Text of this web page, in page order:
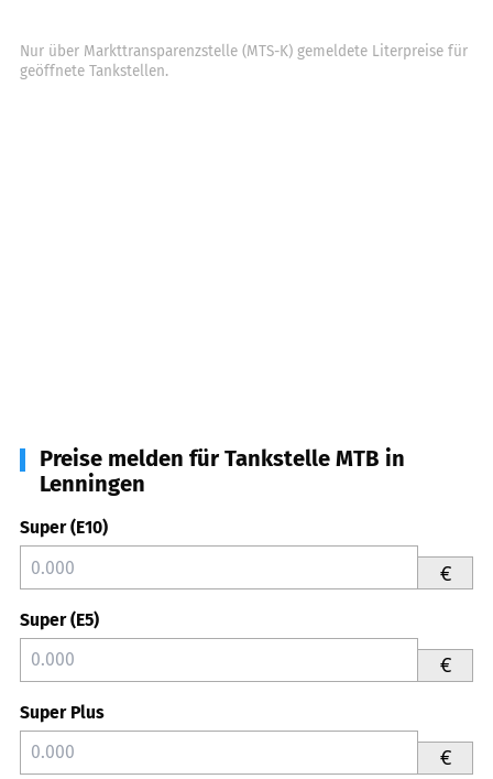
Nur über Markttransparenzstelle (MTS-K) gemeldete Literpreise für
geöffnete Tankstellen.
Preise melden für Tankstelle MTB in
Lenningen
Super (E10)
€
Super (E5)
€
Super Plus
€